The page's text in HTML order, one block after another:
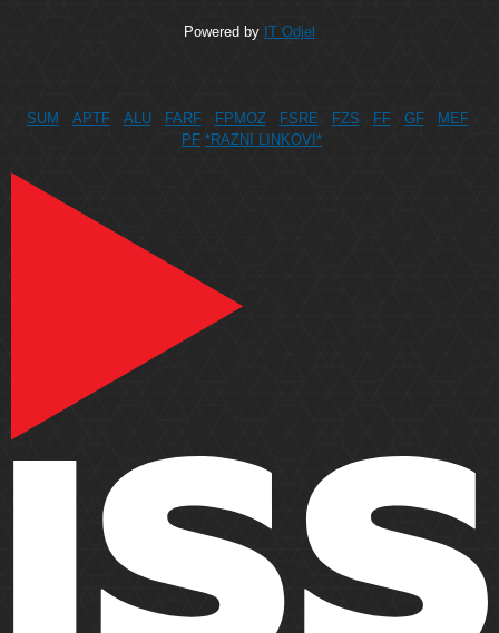
Powered by IT Odjel
SUM APTF ALU FARF FPMOZ FSRE FZS FF GF
MEF
PF *RAZNI LINKOVI*